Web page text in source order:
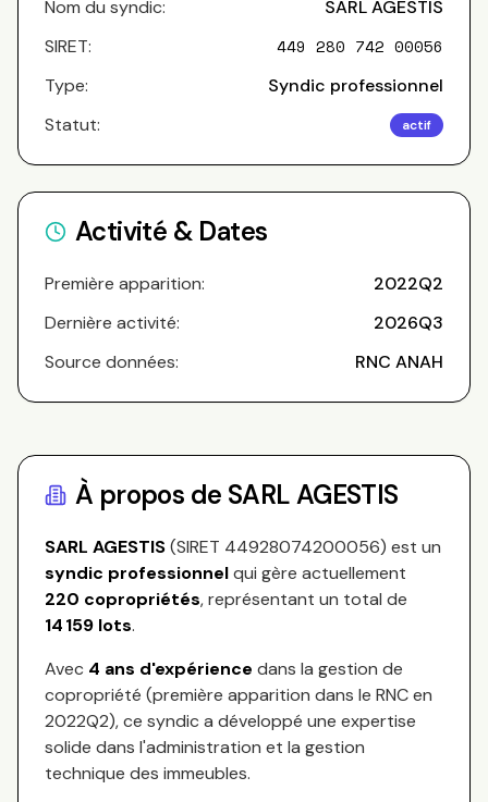
Nom du syndic:
SARL AGESTIS
SIRET:
449 280 742 00056
Type:
Syndic professionnel
Statut:
actif
Activité & Dates
Première apparition:
2022Q2
Dernière activité:
2026Q3
Source données:
RNC ANAH
À propos de SARL AGESTIS
SARL AGESTIS(SIRET 44928074200056) est un
syndic professionnelqui gère actuellement
220 copropriétés, représentant un total de
14 159 lots.
Avec 4 ans d'expérience dans la gestion de
copropriété (première apparition dans le RNC en
2022Q2), ce syndic a développé une expertise
solide dans l'administration et la gestion
technique des immeubles.